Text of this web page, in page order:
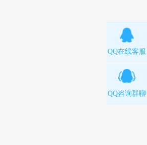
QQ在线客服
QQ咨询群聊